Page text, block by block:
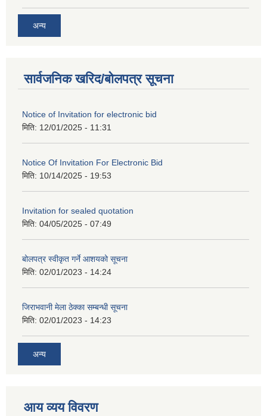
अन्य
सार्वजनिक खरिद/बोलपत्र सूचना
Notice of Invitation for electronic bid
मिति: 12/01/2025 - 11:31
Notice Of Invitation For Electronic Bid
मिति: 10/14/2025 - 19:53
Invitation for sealed quotation
मिति: 04/05/2025 - 07:49
बोलपत्र स्वीकृत गर्ने आशयको सूचना
मिति: 02/01/2023 - 14:24
जिराभवानी मेला ठेक्का सम्बन्धी सूचना
मिति: 02/01/2023 - 14:23
अन्य
आय व्यय विवरण